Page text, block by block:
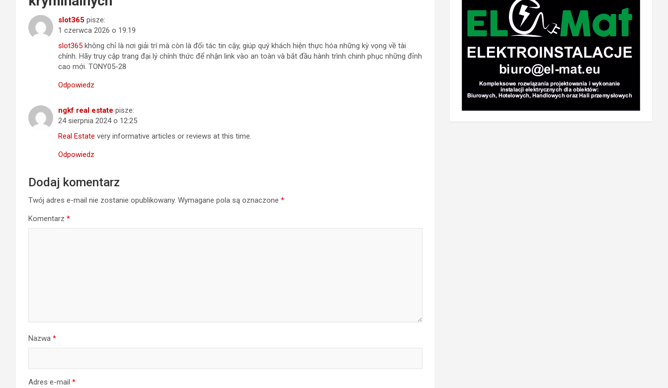
slot365 pisze:
1 czerwca 2026 o 19:19
slot365 không chỉ là nơi giải trí mà còn là đối tác tin cậy, giúp quý khách hiện thực hóa những kỳ vọng về tài
chính. Hãy truy cập trang đại lý chính thức để nhận link vào an toàn và bắt đầu hành trình chinh phục những đỉnh
cao mới. TONY05-28
Odpowiedz
ngkf real estate pisze:
24 sierpnia 2024 o 12:25
Real Estate very informative articles or reviews at this time.
Odpowiedz
Dodaj komentarz
Twój adres e-mail nie zostanie opublikowany. Wymagane pola są oznaczone *
Komentarz *
Nazwa *
Adres e-mail *